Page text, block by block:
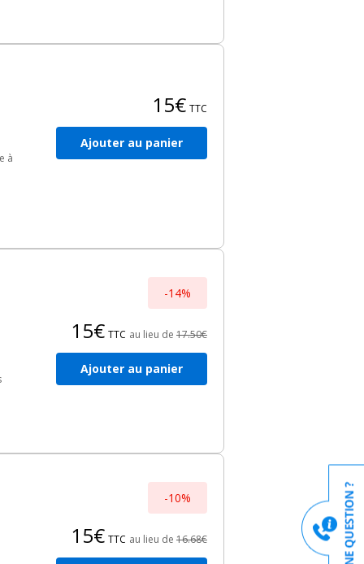
à
15€ TTC
Ajouter au panier
-14%
15€ TTC au lieu de 17.50€
Ajouter au panier
-10%
15€ TTC au lieu de 16.68€